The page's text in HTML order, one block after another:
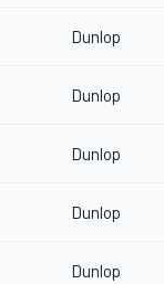
Dunlop
Dunlop
Dunlop
Dunlop
Dunlop